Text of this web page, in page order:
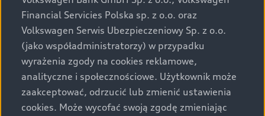
za dopłatą. Wiążące ustalenie ceny, wyposażenia i
specyfikacji pojazdu następują w umowie sprzedaży, a
określenie parametrów technicznych zawiera
świadectwo homologacji typu pojazdu. Zastrzegamy
sobie prawo do zmian i pomyłek. Wszelkie informacje
prezentowane na stronie są aktualne na dzień ich
zamieszczania. W celu uzyskania najnowszych
informacji prosimy kontaktować się z Partnerem Marki
Financial Servicies Polska sp. z o.o. oraz
Volkswagen Serwis Ubezpieczeniowy Sp. z o.o.
(jako współadministratorzy) w przypadku
wyrażenia zgody na cookies reklamowe,
analityczne i społecznościowe. Użytkownik może
zaakceptować, odrzucić lub zmienić ustawienia
cookies. Może wycofać swoją zgodę zmieniając